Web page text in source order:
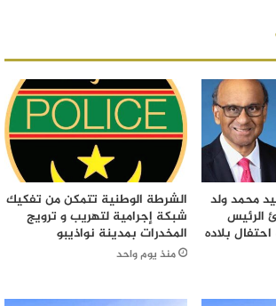
محمد ولد
الرئيس
بلاده
الشرطة الوطنية تتمكن من تفكيك
شبكة إجرامية لتهريب و ترويج
المخدرات بمدينة نواذيبو
منذ يوم واحد